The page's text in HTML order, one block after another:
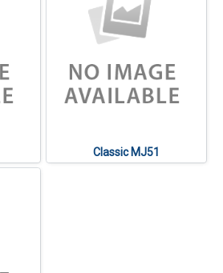
Classic MJ51